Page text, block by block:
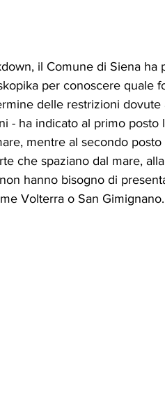
il Comune di Siena ha
per conoscere quale
delle restrizioni
- ha indicato al primo
mentre al secondo
che spaziano dal mare,
hanno bisogno di
Volterra o San